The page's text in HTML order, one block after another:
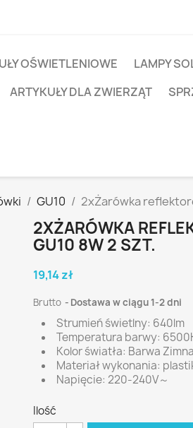
OŚWIETLENIOWE LAMPY
ARTYKUŁY DLA ZWIERZĄT
GU10 2xŻarówka
2XŻARÓWKA
GU10 8W 2 SZT.
19,14 zł
Brutto Dostawa w ciągu 1-2 dni
Strumień świetlny: 640lm
Temperatura barwy:
Kolor światła: Barwa Zimna
Materiał wykonania:
Napięcie: 220-240V～
Ilość